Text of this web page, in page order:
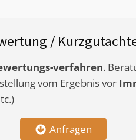
/
verfahren.
vom Ergebnis vor
Anfragen